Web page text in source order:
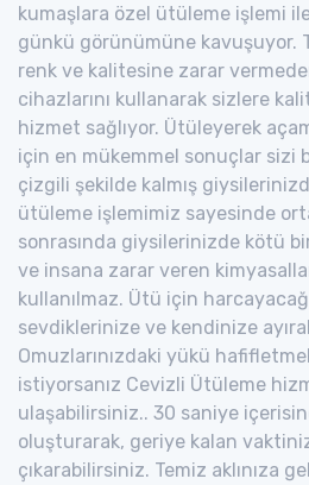
kumaşlara özel ütüleme işlemi
günkü görünümüne kavuşuyor.
renk ve kalitesine zarar
cihazlarını kullanarak sizlere
hizmet sağlıyor. Ütüleyerek
için en mükemmel sonuçlar sizi
çizgili şekilde kalmış
ütüleme işlemimiz sayesinde
sonrasında giysilerinizde kötü
ve insana zarar veren
kullanılmaz. Ütü için
sevdiklerinize ve kendinize
Omuzlarınızdaki yükü
istiyorsanız Cevizli Ütüleme
ulaşabilirsiniz.. 30 saniye
oluşturarak, geriye kalan
çıkarabilirsiniz. Temiz aklınıza